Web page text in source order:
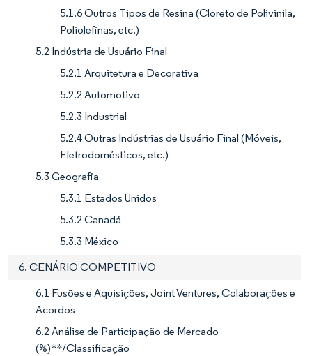
5.1.6 Outros Tipos de Resina (Cloreto de Polivinila,
Poliolefinas, etc.)
5.2 Indústria de Usuário Final
5.2.1 Arquitetura e Decorativa
5.2.2 Automotivo
5.2.3 Industrial
5.2.4 Outras Indústrias de Usuário Final (Móveis,
Eletrodomésticos, etc.)
5.3 Geografia
5.3.1 Estados Unidos
5.3.2 Canadá
5.3.3 México
6. CENÁRIO COMPETITIVO
6.1 Fusões e Aquisições, Joint Ventures, Colaborações e
Acordos
6.2 Análise de Participação de Mercado
(%)**/Classificação